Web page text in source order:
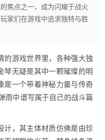
焦点之一，成为闪耀于战火
家们在游戏中追求独特与胜
的游戏世界里，各种强大独
琴无疑是其中一颗璀璨的明
是一个带着神秘力量与传奇
雨中谱写属于自己的战斗篇
计，其主体材质仿佛是由珍